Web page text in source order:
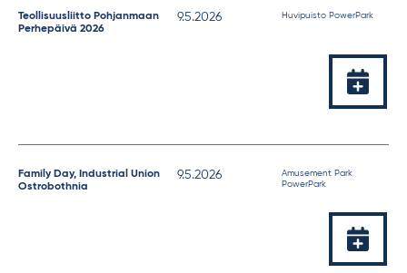
Teollisuusliitto Pohjanmaan
Perhepäivä 2026
Tapahtuman
9.5.2026 Huvipuisto PowerPark
Lisää
Family Day, Industrial Union
Ostrobothnia
Tapahtuman
9.5.2026
Amusement Park
PowerPark
Lisää